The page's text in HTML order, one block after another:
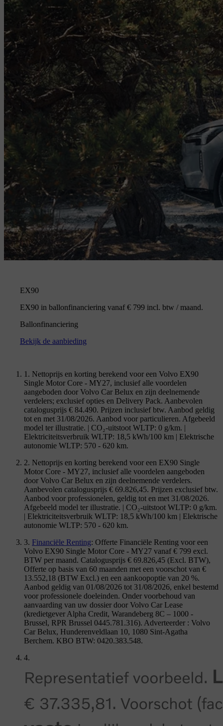
EX90
EX90 in ballonfinanciering vanaf € 799 incl. btw / maand.
Ballonfinanciering
Bekijk de aanbieding
1. Nettoprijs en korting berekend voor een Volvo EX90
Single Motor Core - MY27, inclusief alle voordelen
aangeboden door Volvo Car Belux en zijn deelnemende
verdelers; exclusief opties en Delivery Pack. Aanbevolen
catalogusprijs € 84.490. Prijzen inclusief btw. Aanbod geldig
tot en met 31/08/2026. Aanbod voor particulieren. Afgebeeld
model ter illustratie. | CO₂-uitstoot WLTP: 0 g/km. |
Elektriciteitsverbruik WLTP: 18,5 kWh/100 km | Elektrische
autonomie WLTP: 570 - 620 km.
2. Nettoprijs en korting berekend voor een EX90 Single
Motor Core - MY27, inclusief alle voordelen aangeboden
door Volvo Car Belux en zijn deelnemende verdelers.
Aanbevolen catalogusprijs € 69.826,45. Prijzen exclusief btw.
Aanbod voor professionelen, geldig tot en met 31/08/2026.
Afgebeeld model ter illustratie. | CO₂-uitstoot WLTP: 0 g/km.
| Elektriciteitsverbruik WLTP: 18,5 kWh/100 km | Elektrische
autonomie WLTP: 570 - 620 km.
3. Financiële Renting: Offerte Financiële Renting voor een
Volvo EX90 Single Motor Core - MY27 vanaf € 799 excl.
BTW per maand. Catalogusprijs € 69.826,45 (Excl. BTW),
Offerte op basis van 60 maanden met een voorschot van €
13.552,18 (BTW Excl.) en een aankoopoptie van 20 %.
Aanbod geldig van 01/08/2026 tot 31/08/2026, enkel bestemd
voor professionele doeleinden. Onder voorbehoud van
aanvaarding van uw dossier door Volvo Car Lease
(kredietgever Alpha Credit, Warandeberg 8C – 1000 -
Brussel, RPR Brussel 0445.781.316). Adverteerder : Volvo
Car Belux, Hunderenveldlaan 10, 1080 Sint-Agatha
Berchem. KBO BTW: 0420.383.548.
4.